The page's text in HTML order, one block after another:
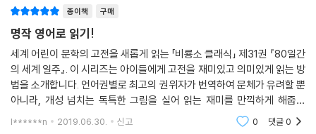
종이책 구매
명작 영어로 읽기!
세계 어린이 문학의 고전을 새롭게 읽는 「비룡소 클래식」 제31권 『80일간
의 세계 일주』. 이 시리즈는 아이들에게 고전을 재미있고 의미있게 읽는 방
법을 소개합니다. 언어권별로 최고의 권위자가 번역하여 문체가 유려할 뿐
아니라, 개성 넘치는 독특한 그림을 실어 읽는 재미를 만끽하게 해줍니
다. 이 책은 공상과학소설의 선구자로 알려진 프랑스 태생의 소설가 쥘 베
l******n 2019.06.30. 신고 0 댓글0